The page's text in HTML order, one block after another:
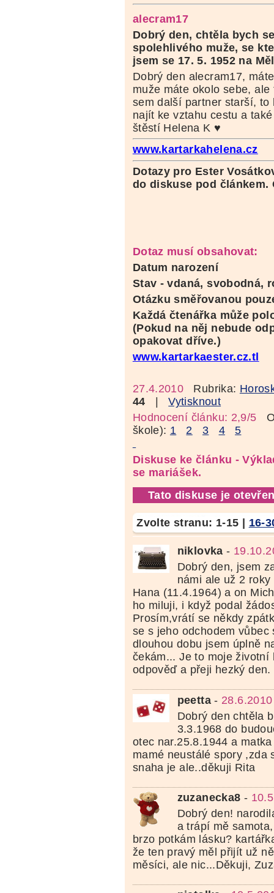
alecram17
Dobrý den, chtěla bych
spolehlivého muže, se
jsem se 17. 5. 1952 na
Dobrý den alecram17,
muže máte okolo sebe,
sem další partner starší,
najít ke vztahu cestu a
štěstí Helena K ♥
www.kartarkahelena.cz
Dotazy pro Ester
do diskuse pod článkem.
Dotaz musí obsahovat:
Datum narození
Stav - vdaná, svobodná,
Otázku směřovanou
Každá čtenářka může
(Pokud na něj nebude
opakovat dříve.)
www.kartarkaester.cz.tl
27.4.2010 Rubrika:
44 |Vytisknout
Hodnocení článku: 2,9/5
škole): 1 2 3 4 5
Diskuse ke článku -
se mariášek.
Tato diskuse je
Zvolte stranu: 1-15 | 16-
niklovka -
Dobrý den, jsem
námi ale už 2
Hana (11.4.1964) a on
ho miluji, i když podal
Prosím,vrátí se někdy
se s jeho odchodem vůbec
dlouhou dobu jsem úplně
čekám... Je to moje životní
odpověď a přeji hezký den.
peetta-
Dobrý den chtěla
3.3.1968 do
otec nar.25.8.1944 a
mamé neustálé spory ,zda
snaha je ale..děkuji Rita
zuzanecka8 -
Dobrý den!
a trápí mě
brzo potkám lásku?
že ten pravý měl přijít už
měsíci, ale nic...Děkuji,